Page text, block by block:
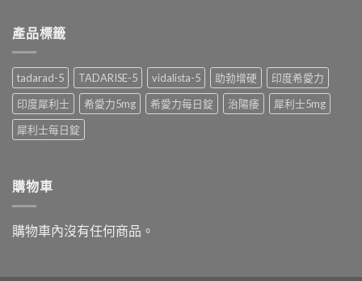
產品標籤
tadarad-5 TADARISE-5 vidalista-5 助勃增硬
印度希愛力
印度犀利士
希愛力5mg 希愛力每日錠 治陽痿
犀利士5mg
犀利士每日錠
購物車
購物車內沒有任何商品。